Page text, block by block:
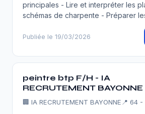
principales - Lire et interpréter les
schémas de charpente - Préparer
Publiée le 19/03/2026
peintre btp F/H - IA
RECRUTEMENT BAYONNE
🏢 IA RECRUTEMENT BAYONNE 📍 64